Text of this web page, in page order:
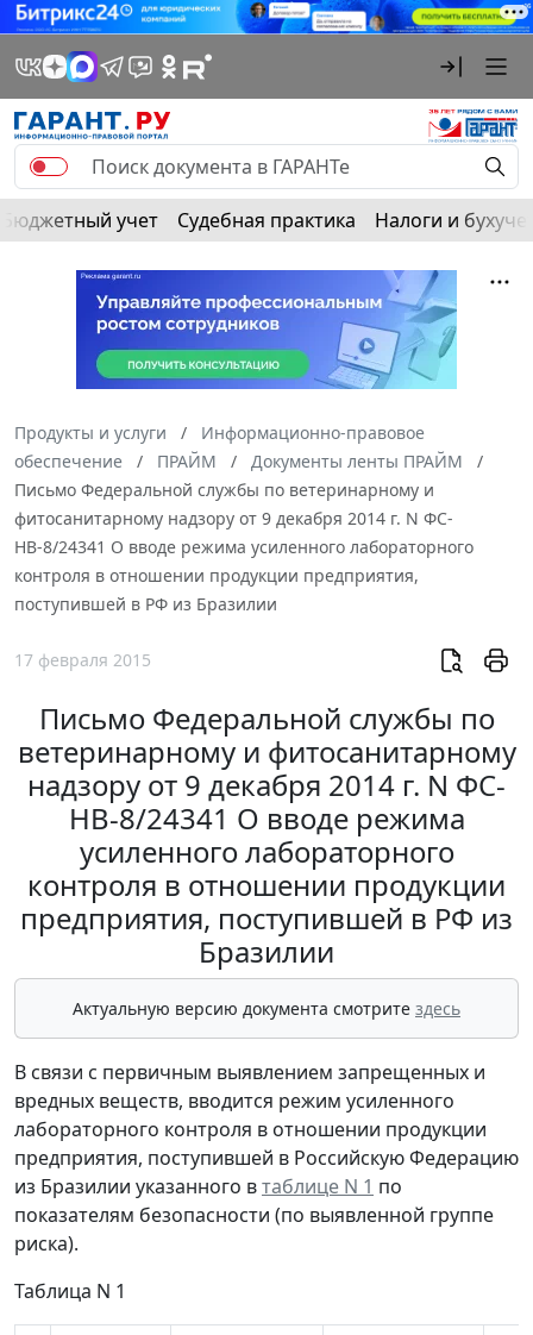
Бюджетный учет Судебная практика Налоги и
Продукты и услуги
Информационно-правовое
обеспечение
ПРАЙМ
Документы ленты ПРАЙМ
Письмо Федеральной службы по ветеринарному и
фитосанитарному надзору от 9 декабря 2014 г. N ФС-
НВ-8/24341 О вводе режима усиленного лабораторного
контроля в отношении продукции предприятия,
поступившей в РФ из Бразилии
17 февраля 2015
Письмо Федеральной службы по
ветеринарному и фитосанитарному
надзору от 9 декабря 2014 г. N ФС-
НВ-8/24341 О вводе режима
усиленного лабораторного
контроля в отношении продукции
предприятия, поступившей в РФ из
Бразилии
Актуальную версию документа смотрите здесь
В связи с первичным выявлением запрещенных и
вредных веществ, вводится режим усиленного
лабораторного контроля в отношении продукции
предприятия, поступившей в Российскую Федерацию
из Бразилии указанного втаблице N 1 по
показателям безопасности (по выявленной группе
риска).
Таблица N 1